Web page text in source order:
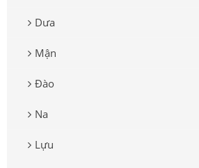
Dưa
Mận
Đào
Na
Lựu